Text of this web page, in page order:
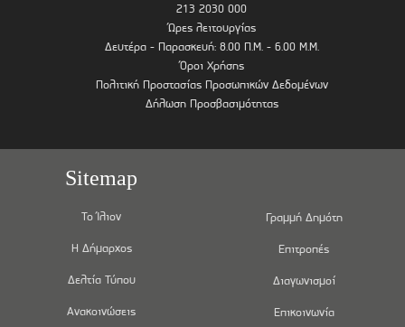
213 2030 000
Ώρες λειτουργίας
Δευτέρα - Παρασκευή: 8.00 Π.Μ. - 6.00 Μ.Μ.
Όροι Χρήσης
Πολιτική Προστασίας Προσωπικών Δεδομένων
Δήλωση Προσβασιμότητας
Sitemap
Το Ίλιον
Η Δήμαρχος
Δελτία Τύπου
Ανακοινώσεις
Γραμμή Δημότη
Επιτροπές
Διαγωνισμοί
Επικοινωνία